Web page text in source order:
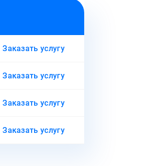
Заказать услугу
Заказать услугу
Заказать услугу
Заказать услугу